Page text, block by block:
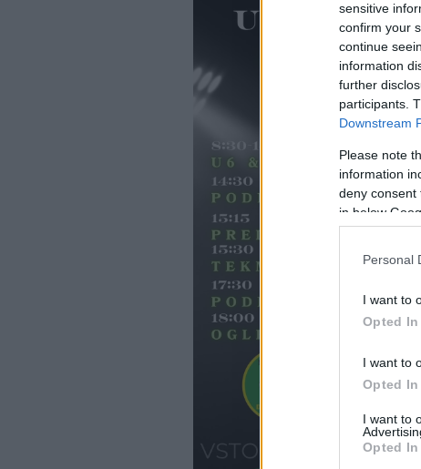
sensitive
confirm your
continue
information
further
participants.
Downstream
Please note
information
deny consent
in below
Personal
I want to
Opted In
I want to
Opted In
I want to
Opted In